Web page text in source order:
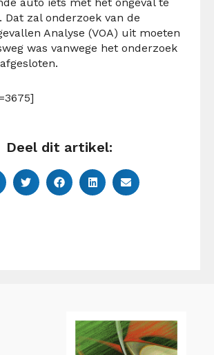
Dat zal onderzoek van de
Analyse (VOA) uit moeten
was vanwege het onderzoek
Deel dit artikel: